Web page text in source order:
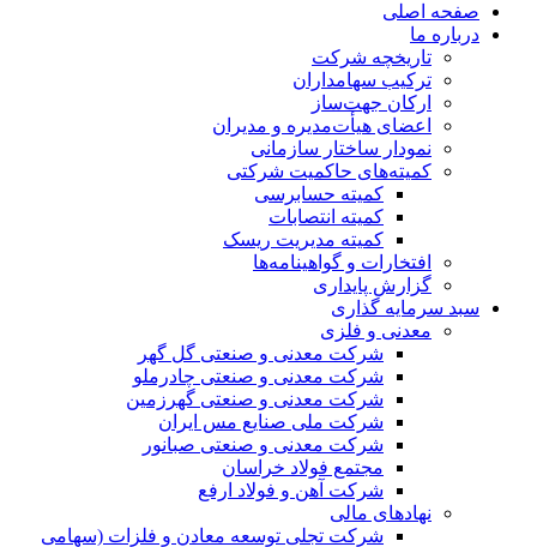
صفحه اصلی
درباره ما
تاریخچه شرکت
ترکیب سهامداران
ارکان جهت‌ساز
اعضای هیأت‌مدیره و مدیران
نمودار ساختار سازمانی
کمیته‌های حاکمیت شرکتی
کمیته حسابرسی
کمیته انتصابات
کمیته مدیریت ریسک
افتخارات و گواهینامه‌ها
گزارش پایداری
سبد سرمایه گذاری
معدنی و فلزی
شرکت معدنی و صنعتی گل گهر
شرکت معدنی و صنعتی چادرملو
شرکت معدنی و صنعتی گهرزمین
شرکت ملی صنایع مس ایران
شرکت معدنی و صنعتی صبانور
مجتمع فولاد خراسان
شرکت آهن و فولاد ارفع
نهادهای مالی
شرکت تجلی توسعه معادن و فلزات (سهامی